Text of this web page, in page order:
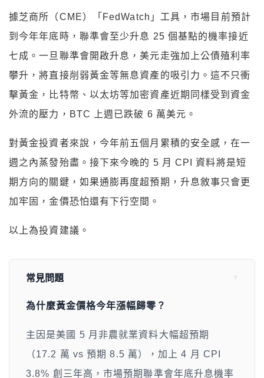
外流的壓力，BTC 上週已跌破 6 萬美元。
常見問題
為什麼黃金價格今年漲幅歸零？
主因是美國 5 月非農就業資料大幅超預期
（17.2 萬 vs 預期 8.5 萬），加上 4 月 CPI
3.8% 創三年高，市場預期聯準會年底升息機率
升息推升美元和公債殖利率，資金從黃金、比特
幣等無息或投機性資產流出。BTC 上週已跌破